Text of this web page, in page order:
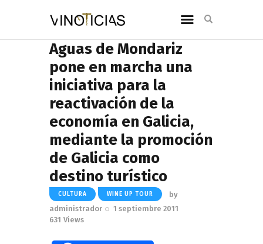
Aguas de Mondariz
pone en marcha una
iniciativa para la
reactivación de la
economía en Galicia,
mediante la promoción
de Galicia como
destino turístico
CULTURA WINE UP TOUR
by
administrador
1 septiembre 2011
631 Views